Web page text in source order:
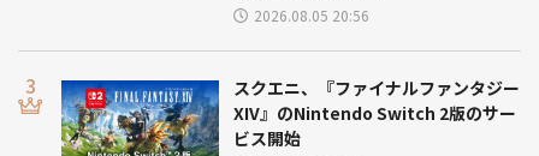
2026.08.05 20:56
スクエニ、『ファイナルファンタジー
XIV』のNintendo Switch 2版のサー
ビス開始